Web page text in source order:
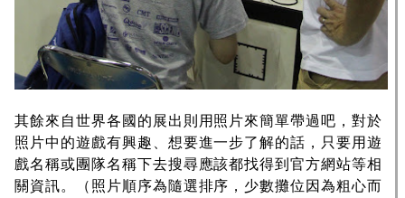
其餘來自世界各國的展出則用照片來簡單帶過吧，對於
照片中的遊戲有興趣、想要進一步了解的話，只要用遊
戲名稱或團隊名稱下去搜尋應該都找得到官方網站等相
關資訊。（照片順序為隨選排序，少數攤位因為粗心而